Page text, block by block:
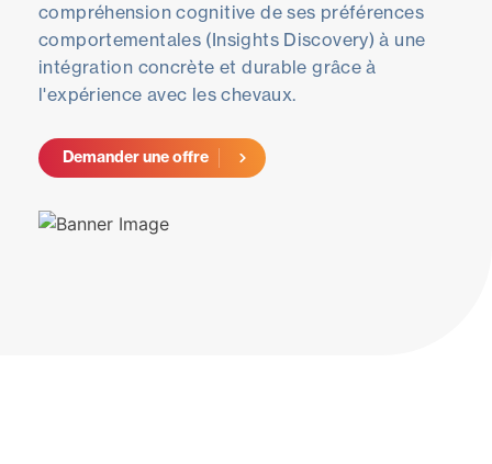
compréhension cognitive de ses préférences
comportementales (Insights Discovery) à une
intégration concrète et durable grâce à
l'expérience avec les chevaux.
Demander une offre